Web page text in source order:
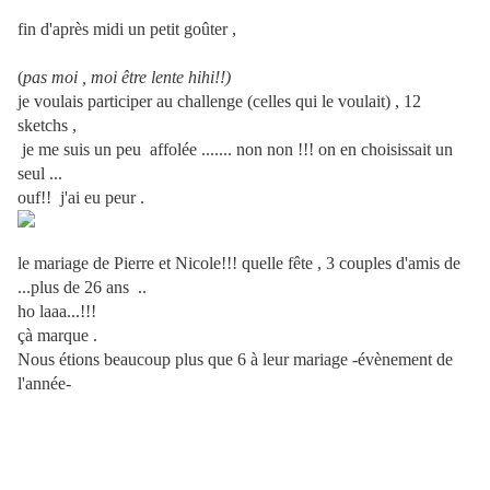
fin d'après midi un petit goûter ,
(pas moi , moi être lente hihi!!)
je voulais participer au challenge (celles qui le voulait) , 12
sketchs ,
je me suis un peu affolée ....... non non !!! on en choisissait un
seul ...
ouf!! j'ai eu peur .
le mariage de Pierre et Nicole!!! quelle fête , 3 couples d'amis de
...plus de 26 ans ..
ho laaa...!!!
çà marque .
Nous étions beaucoup plus que 6 à leur mariage -évènement de
l'année-